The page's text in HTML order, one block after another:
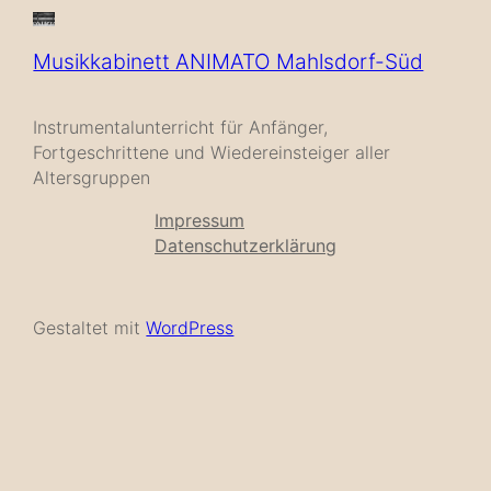
Musikkabinett ANIMATO Mahlsdorf-Süd
Instrumentalunterricht für Anfänger,
Fortgeschrittene und Wiedereinsteiger aller
Altersgruppen
Impressum
Datenschutzerklärung
Gestaltet mitWordPress